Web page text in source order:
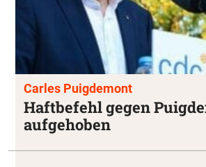
Carles Puigdemont
Haftbefehl gegen
aufgehoben